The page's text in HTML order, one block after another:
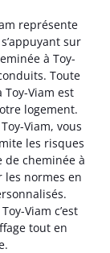
représente
sur
à Toy-
Toute
Viam est
logement.
Viam, vous
les risques
de cheminée à
les normes en
Viam c’est
tout en